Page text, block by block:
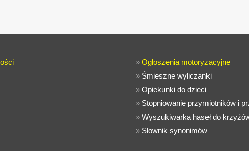
» Ogłoszenia motoryzacyjne
» Śmieszne wyliczanki
» Opiekunki do dzieci
» Stopniowanie przymiotników i
» Wyszukiwarka haseł do
» Słownik synonimów